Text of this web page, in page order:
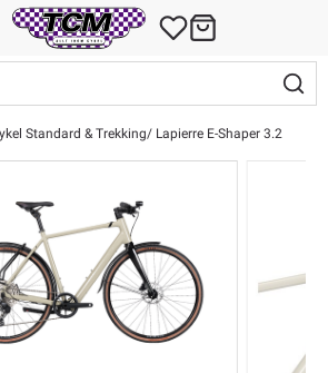
Standard & Trekking Lapierre E-Shaper 3.2